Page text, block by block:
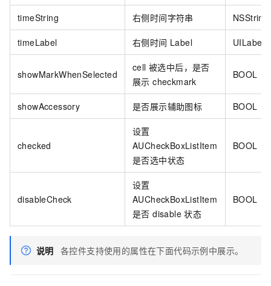
timeString 右侧时间字符串 NSString
timeLabel 右侧时间 Label UILabel
showMarkWhenSelected
cell 被选中后，是否
展示 checkmark
BOOL
showAccessory 是否展示辅助图标 BOOL
checked
设置
AUCheckBoxListItem
是否选中状态
BOOL
disableCheck
设置
AUCheckBoxListItem
是否 disable 状态
BOOL
说明 各控件支持使用的属性在下面代码示例中展示。